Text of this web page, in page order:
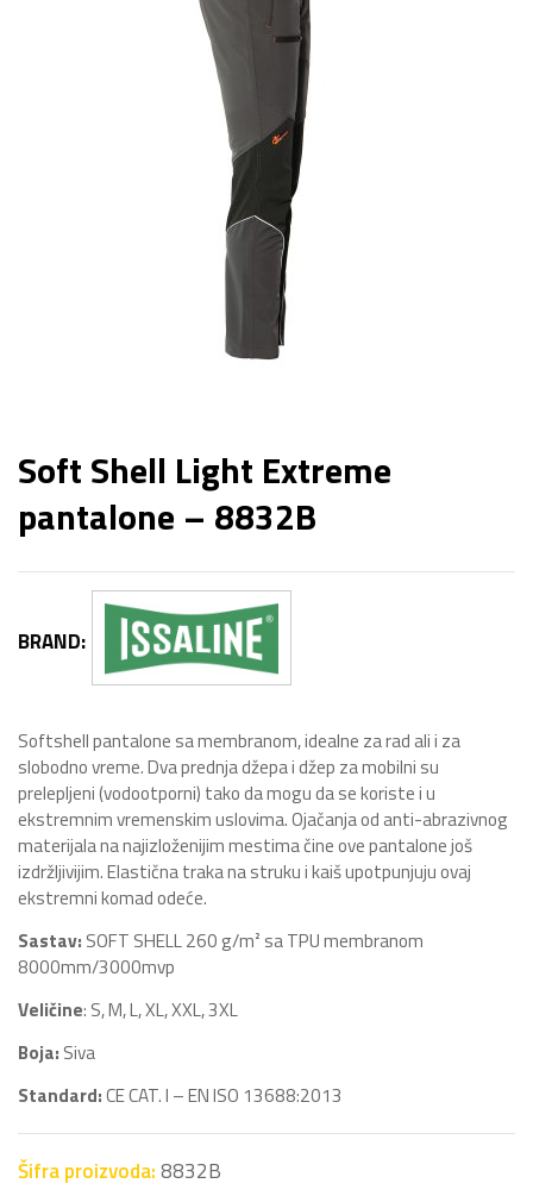
Soft Shell Light Extreme
pantalone – 8832B
BRAND:
Softshell pantalone sa membranom, idealne za rad ali i za
slobodno vreme. Dva prednja džepa i džep za mobilni su
prelepljeni (vodootporni) tako da mogu da se koriste i u
ekstremnim vremenskim uslovima. Ojačanja od anti-abrazivnog
materijala na najizloženijim mestima čine ove pantalone još
izdržljivijim. Elastična traka na struku i kaiš upotpunjuju ovaj
ekstremni komad odeće.
Sastav: SOFT SHELL 260 g/m² sa TPU membranom
8000mm/3000mvp
Veličine: S, M, L, XL, XXL, 3XL
Boja: Siva
Standard:CE CAT. I – EN ISO 13688:2013
Šifra proizvoda:8832B